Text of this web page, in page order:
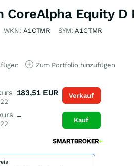
CoreAlpha Equity D
WKN: A1CTMR SYM:A1CTMR
Zum Portfolio hinzufügen
183,51 EUR
–
Verkauf
Kauf